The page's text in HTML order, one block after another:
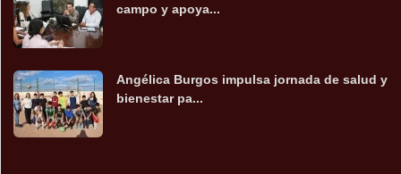
campo y apoya...
Angélica Burgos impulsa jornada de salud y
bienestar pa...